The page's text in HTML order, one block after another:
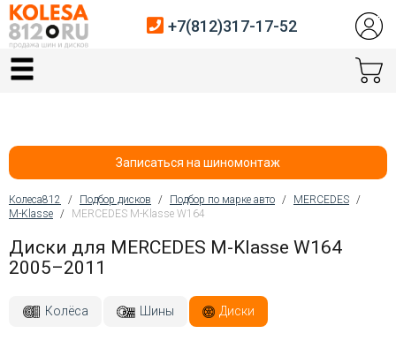
Главная
Автосервис
Услуги шиномонтажа
Хранение шин
+7(812)317-17-52
Записаться на шиномонтаж
Вы здесь
Колеса812 / Подбор дисков / Подбор по марке авто / MERCEDES /
M-Klasse / MERCEDES M-Klasse W164
Диски для MERCEDES M-Klasse W164
2005–2011
Колёса Шины Диски